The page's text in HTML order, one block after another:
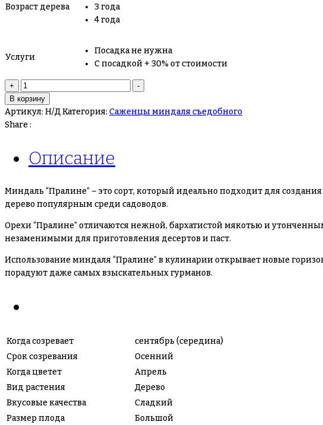
Возраст дерева
3 года
4 года
Услуги
Посадка не нужна
С посадкой + 30% от стоимости
+
Количество
товара
Миндаль
съедобный
-
В корзину
Артикул: Н/ДКатегория: Саженцы миндаля съедобного
Share :
Описание
Миндаль “Пралине” – это сорт, который идеально подходит для
дерево популярным среди садоводов.
Орехи “Пралине” отличаются нежной, бархатистой мякотью и
незаменимыми для приготовления десертов и паст.
Использование миндаля “Пралине” в кулинарии открывает новые
порадуют даже самых взыскательных гурманов.
Когда созревает
сентябрь (середина)
Срок созревания
Осенний
Когда цветет
Апрель
Вид растения
Дерево
Вкусовые качества
Сладкий
Размер плода
Большой